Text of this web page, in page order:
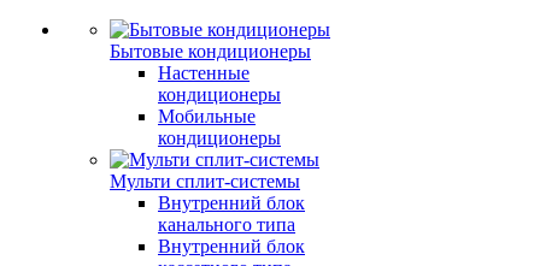
Бытовые кондиционеры
Настенные
кондиционеры
Мобильные
кондиционеры
Мульти сплит-системы
Внутренний блок
канального типа
Внутренний блок